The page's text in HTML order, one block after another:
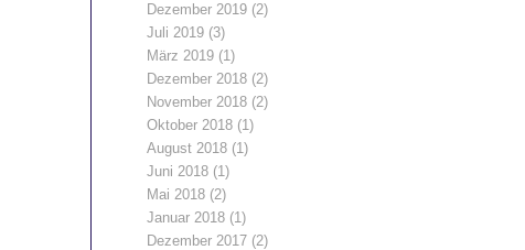
Dezember 2019 (2)
Juli 2019 (3)
März 2019 (1)
Dezember 2018 (2)
November 2018 (2)
Oktober 2018 (1)
August 2018 (1)
Juni 2018 (1)
Mai 2018 (2)
Januar 2018 (1)
Dezember 2017 (2)